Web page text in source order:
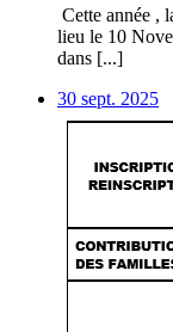
Cette année ,
lieu le 10
dans [...]
30 sept. 2025